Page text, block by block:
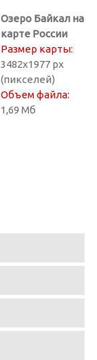
Озеро Байкал на
карте России
Размер карты:
3482х1977 px
(пикселей)
Объем файла:
1,69 Мб